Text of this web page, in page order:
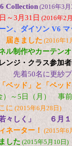
Collection (2016年3
～3月31日 (2016年2
ン、ダイソン V6
届きました (2016年1
ル制作やカーテン
ンジ・クラス参加
先着50名に更紗プ
ベッド」と「ベッ
～5日（月） 事
に (2015年6月28日)
若々しく」 ６月１
ネーター！ (2015年6
した (2015年5月10日)